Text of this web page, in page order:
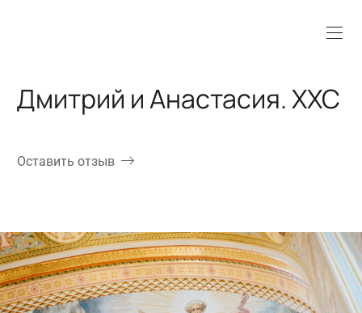
Дмитрий и Анастасия. ХХС
Оставить отзыв